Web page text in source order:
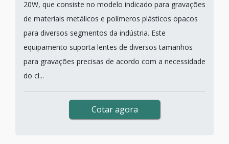
20W, que consiste no modelo indicado para gravações
de materiais metálicos e polímeros plásticos opacos
para diversos segmentos da indústria. Este
equipamento suporta lentes de diversos tamanhos
para gravações precisas de acordo com a necessidade
do cl...
Cotar agora